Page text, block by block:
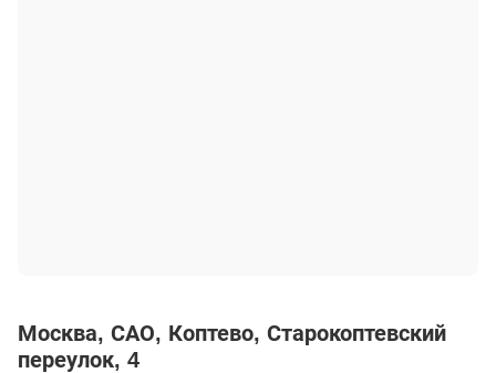
Москва САО Коптево Старокоптевский
переулок, 4